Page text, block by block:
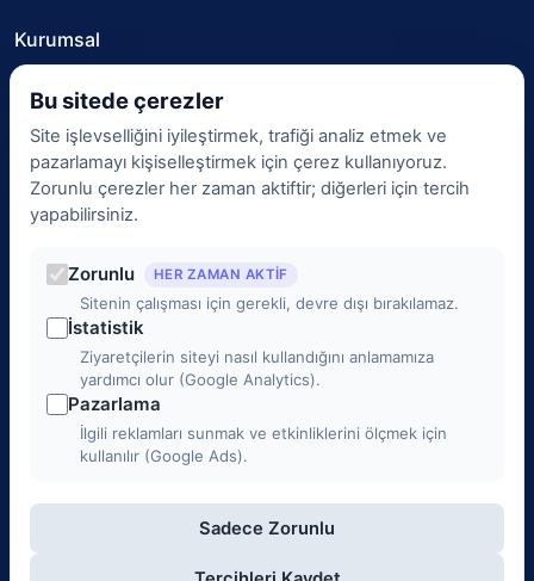
Kurumsal
BGYS Politikamız
KVKK Aydınlatma Metni
Çerez Politikası
Veri Sorumlusu
Çerez Tercihleri
0 (312) 988 00 00
Mustafa Kemal Mah. 2141. Cad. No: 33/2, Çankaya / ANKARA
Pazartesi - Cuma 9:00 - 18:00
Bu sitede çerezler
Site işlevselliğini iyileştirmek, trafiği analiz etmek ve
pazarlamayı kişiselleştirmek için çerez kullanıyoruz.
Zorunlu çerezler her zaman aktiftir; diğerleri için tercih
yapabilirsiniz.
Zorunlu HER ZAMAN AKTIF
Sitenin çalışması için gerekli, devre dışı bırakılamaz.
İstatistik
Ziyaretçilerin siteyi nasıl kullandığını anlamamıza
yardımcı olur (Google Analytics).
Pazarlama
İlgili reklamları sunmak ve etkinliklerini ölçmek için
kullanılır (Google Ads).
Sadece Zorunlu